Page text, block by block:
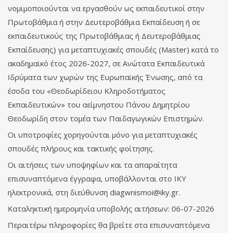
νομιμοποιούνται να εργασθούν ως εκπαιδευτικοί στην
Πρωτοβάθμια ή στην Δευτεροβάθμια Εκπαίδευση ή σε
εκπαιδευτικούς της Πρωτοβάθμιας ή Δευτεροβάθμιας
Εκπαίδευσης) για μεταπτυχιακές σπουδές (Master) κατά το
ακαδημαϊκό έτος 2026-2027, σε Ανώτατα Εκπαιδευτικά
Ιδρύματα των χωρών της Ευρωπαϊκής Ένωσης, από τα
έσοδα του «Θεοδωρίδειου Κληροδοτήματος
Εκπαιδευτικών» του αείμνηστου Πάνου Δημητρίου
Θεοδωρίδη στον τομέα των Παιδαγωγικών Επιστημών.
Οι υποτροφίες χορηγούνται μόνο για μεταπτυχιακές
σπουδές πλήρους και τακτικής φοίτησης.
Οι αιτήσεις των υποψηφίων και τα απαραίτητα
επισυναπτόμενα έγγραφα, υποβάλλονται στο ΙΚΥ
ηλεκτρονικά, στη διεύθυνση diagwnismoi@iky.gr.
Καταληκτική ημερομηνία υποβολής αιτήσεων: 06-07-2026
Περαιτέρω πληροφορίες θα βρείτε στα επισυναπτόμενα